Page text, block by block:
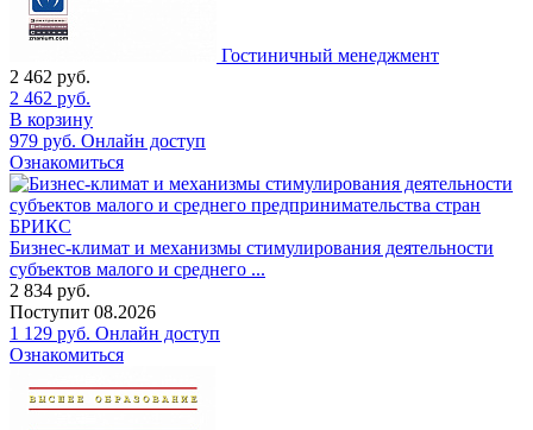
Гостиничный менеджмент
2 462 руб.
2 462 руб.
В корзину
979 руб. Онлайн доступ
Ознакомиться
Бизнес-климат и механизмы стимулирования деятельности
субъектов малого и среднего ...
2 834 руб.
Поступит 08.2026
1 129 руб. Онлайн доступ
Ознакомиться